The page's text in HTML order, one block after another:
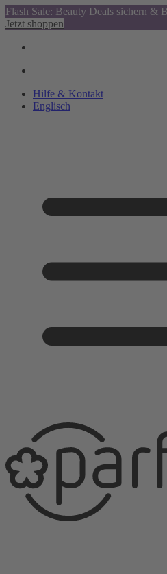
Flash Sale: Beauty Deals sichern &
Jetzt shoppen
Hilfe & Kontakt
Englisch